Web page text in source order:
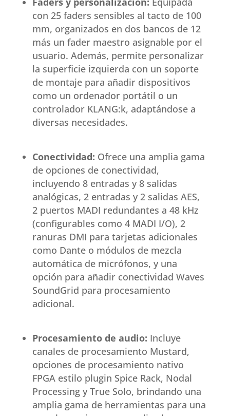
con 25 faders sensibles al tacto de 100
mm, organizados en dos bancos de 12
más un fader maestro asignable por el
usuario. Además, permite personalizar
la superficie izquierda con un soporte
de montaje para añadir dispositivos
como un ordenador portátil o un
controlador KLANG:k, adaptándose a
diversas necesidades.
Conectividad: Ofrece una amplia gama
de opciones de conectividad,
incluyendo 8 entradas y 8 salidas
analógicas, 2 entradas y 2 salidas AES,
2 puertos MADI redundantes a 48 kHz
(configurables como 4 MADI I/O), 2
ranuras DMI para tarjetas adicionales
como Dante o módulos de mezcla
automática de micrófonos, y una
opción para añadir conectividad Waves
SoundGrid para procesamiento
adicional.
Procesamiento de audio: Incluye
canales de procesamiento Mustard,
opciones de procesamiento nativo
FPGA estilo plugin Spice Rack, Nodal
Processing y True Solo, brindando una
amplia gama de herramientas para una